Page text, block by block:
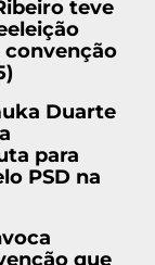
teve
Duarte
para
PSD na
que